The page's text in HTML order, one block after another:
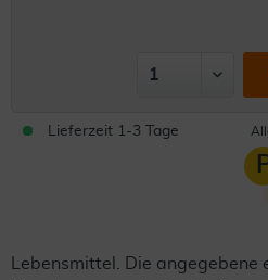
Lieferzeit 1-3 Tage
Lebensmittel. Die angegebene